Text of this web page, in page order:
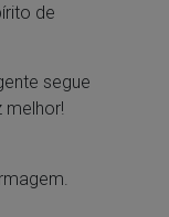
de
segue
melhor!